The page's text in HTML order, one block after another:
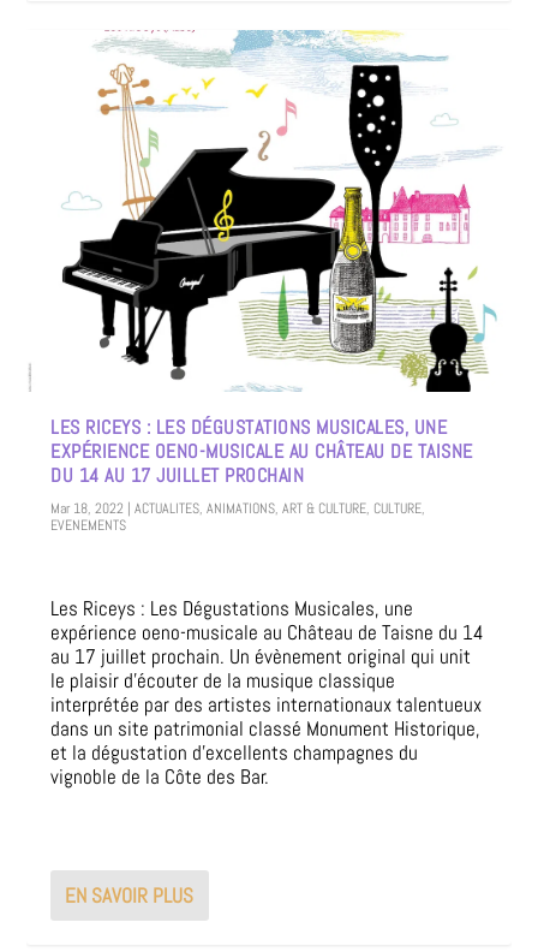
LES RICEYS : LES DÉGUSTATIONS MUSICALES, UNE
EXPÉRIENCE OENO-MUSICALE AU CHÂTEAU DE TAISNE
DU 14 AU 17 JUILLET PROCHAIN
Mar 18, 2022 |ACTUALITES,ANIMATIONS,ART & CULTURE, CULTURE,
EVENEMENTS
Les Riceys : Les Dégustations Musicales, une
expérience oeno-musicale au Château de Taisne du 14
au 17 juillet prochain. Un évènement original qui unit
le plaisir d’écouter de la musique classique
interprétée par des artistes internationaux talentueux
dans un site patrimonial classé Monument Historique,
et la dégustation d’excellents champagnes du
vignoble de la Côte des Bar.
EN SAVOIR PLUS